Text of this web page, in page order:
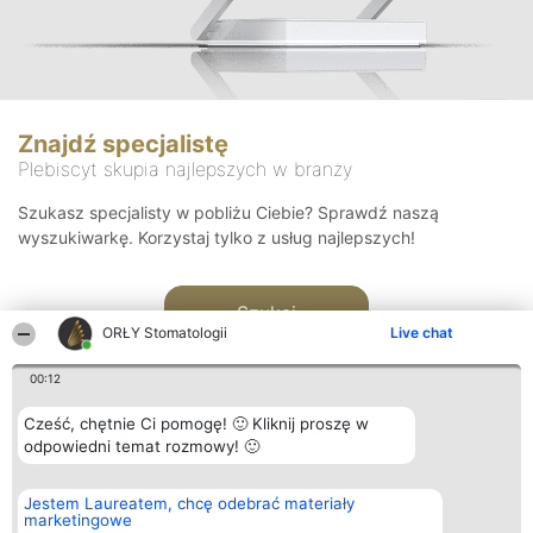
ORŁY Stomatologii Live chat
00:12
Cześć, chętnie Ci pomogę! 🙂 Kliknij proszę w
odpowiedni temat rozmowy! 🙂
Jestem Laureatem, chcę odebrać materiały
marketingowe
Znajdź specjalistę
Plebiscyt skupia najlepszych w branży
Szukasz specjalisty w pobliżu Ciebie? Sprawdź naszą
wyszukiwarkę. Korzystaj tylko z usług najlepszych!
Szukaj
Organizator plebiscytu
Bright Side Solutions sp. z o.
o. sp. k.
Plebiscyt
Laureaci
Kontakt
Kontakt